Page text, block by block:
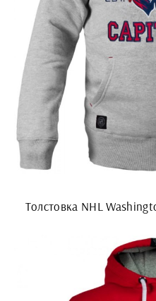
Толстовка NHL